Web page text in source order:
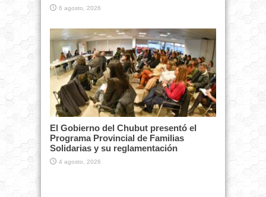
6 agosto, 2026
El Gobierno del Chubut presentó el
Programa Provincial de Familias
Solidarias y su reglamentación
4 agosto, 2026